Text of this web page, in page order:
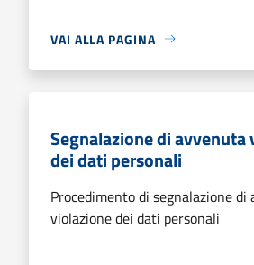
VAI ALLA PAGINA
Segnalazione di avvenuta
dei dati personali
Procedimento di segnalazione di
violazione dei dati personali